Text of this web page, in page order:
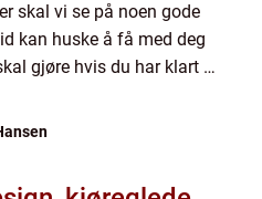
skal vi se på noen gode
kan huske å få med deg
gjøre hvis du har klart å